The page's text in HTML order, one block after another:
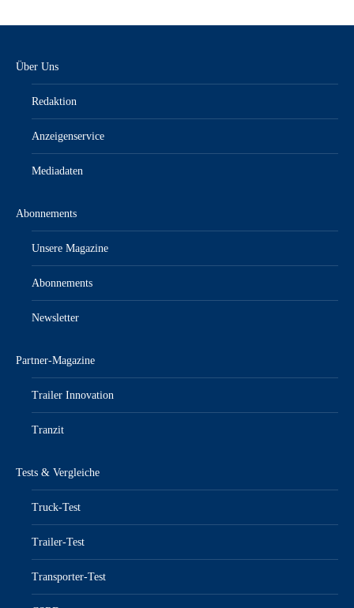
Über Uns
Redaktion
Anzeigenservice
Mediadaten
Abonnements
Unsere Magazine
Abonnements
Newsletter
Partner-Magazine
Trailer Innovation
Tranzit
Tests & Vergleiche
Truck-Test
Trailer-Test
Transporter-Test